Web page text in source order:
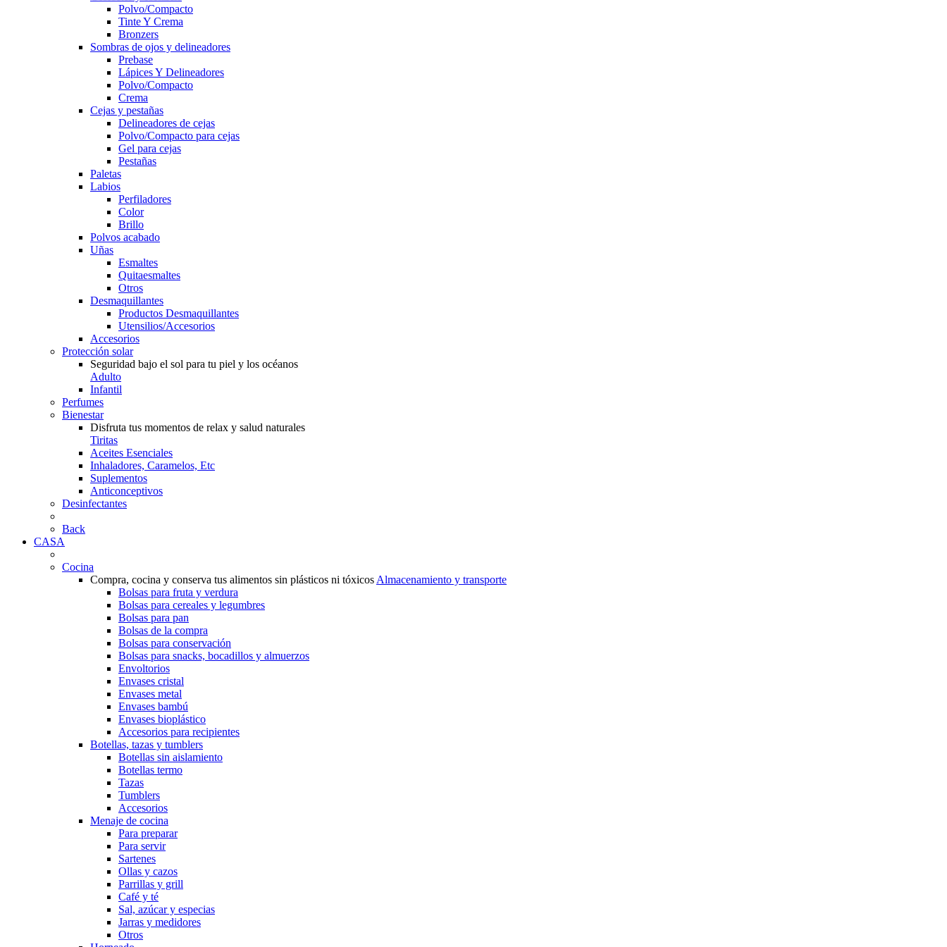
Polvo/Compacto
Tinte Y Crema
Bronzers
Sombras de ojos y delineadores
Prebase
Lápices Y Delineadores
Polvo/Compacto
Crema
Cejas y pestañas
Delineadores de cejas
Polvo/Compacto para cejas
Gel para cejas
Pestañas
Paletas
Labios
Perfiladores
Color
Brillo
Polvos acabado
Uñas
Esmaltes
Quitaesmaltes
Otros
Desmaquillantes
Productos Desmaquillantes
Utensilios/Accesorios
Accesorios
Protección solar
Seguridad bajo el sol para tu piel y los océanos
Adulto
Infantil
Perfumes
Bienestar
Disfruta tus momentos de relax y salud naturales
Tiritas
Aceites Esenciales
Inhaladores, Caramelos, Etc
Suplementos
Anticonceptivos
Desinfectantes
Back
CASA
Cocina
Compra, cocina y conserva tus alimentos sin plásticos ni tóxicos Almacenamiento y transporte
Bolsas para fruta y verdura
Bolsas para cereales y legumbres
Bolsas para pan
Bolsas de la compra
Bolsas para conservación
Bolsas para snacks, bocadillos y almuerzos
Envoltorios
Envases cristal
Envases metal
Envases bambú
Envases bioplástico
Accesorios para recipientes
Botellas, tazas y tumblers
Botellas sin aislamiento
Botellas termo
Tazas
Tumblers
Accesorios
Menaje de cocina
Para preparar
Para servir
Sartenes
Ollas y cazos
Parrillas y grill
Café y té
Sal, azúcar y especias
Jarras y medidores
Otros